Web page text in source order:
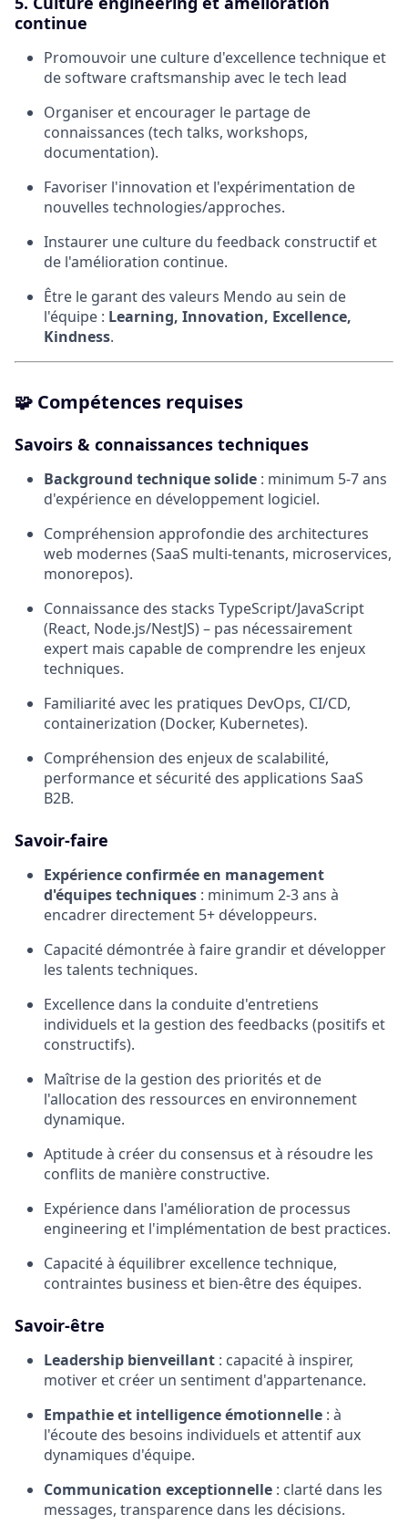
continue
Promouvoir une culture d'excellence technique et
de software craftsmanship avec le tech lead
Organiser et encourager le partage de
connaissances (tech talks, workshops,
documentation).
Favoriser l'innovation et l'expérimentation de
nouvelles technologies/approches.
Instaurer une culture du feedback constructif et
de l'amélioration continue.
Être le garant des valeurs Mendo au sein de
l'équipe : Learning, Innovation, Excellence,
Kindness.
🧩 Compétences requises
Savoirs & connaissances techniques
Background technique solide : minimum 5-7 ans
d'expérience en développement logiciel.
Compréhension approfondie des architectures
web modernes (SaaS multi-tenants, microservices,
monorepos).
Connaissance des stacks TypeScript/JavaScript
(React, Node.js/NestJS) – pas nécessairement
expert mais capable de comprendre les enjeux
techniques.
Familiarité avec les pratiques DevOps, CI/CD,
containerization (Docker, Kubernetes).
Compréhension des enjeux de scalabilité,
performance et sécurité des applications SaaS
B2B.
Savoir-faire
Expérience confirmée en management
d'équipes techniques : minimum 2-3 ans à
encadrer directement 5+ développeurs.
Capacité démontrée à faire grandir et développer
les talents techniques.
Excellence dans la conduite d'entretiens
individuels et la gestion des feedbacks (positifs et
constructifs).
Maîtrise de la gestion des priorités et de
l'allocation des ressources en environnement
dynamique.
Aptitude à créer du consensus et à résoudre les
conflits de manière constructive.
Expérience dans l'amélioration de processus
engineering et l'implémentation de best practices.
Capacité à équilibrer excellence technique,
contraintes business et bien-être des équipes.
Savoir-être
Leadership bienveillant : capacité à inspirer,
motiver et créer un sentiment d'appartenance.
Empathie et intelligence émotionnelle : à
l'écoute des besoins individuels et attentif aux
dynamiques d'équipe.
Communication exceptionnelle : clarté dans les
messages, transparence dans les décisions.